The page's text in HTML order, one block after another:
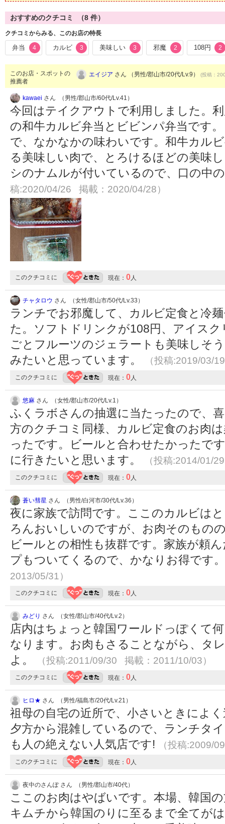
おすすめのクチコミ （8 件）
クチコミからみる、このお店の特長
弁当 4 カルビ 3 美味しい 3 邪魔 2 108円 2
このお店・スポットの
推薦者
エイジア さん （男性/郡山市/20代/Lv.9） (投稿：
kawaei さん （男性/郡山市/60代/Lv.41）
今回はテイクアウトで利用しました。
の和牛カルビ弁当とビビンパ弁当です
で、なかなかの味わいです。和牛カル
る美味しい肉で、とろけるほどの美味
シのナムルが付いているので、口の中
稿:2020/04/26 掲載：2020/04/28）
このクチコミに 現在： 0 人
チャタロウ さん （女性/郡山市/50代/Lv.33）
ランチでお邪魔して、カルビ定食と冷
た。ソフトドリンクが108円、アイス
ごとフルーツのジェラートも美味しそ
みたいと思っています。
（投稿:2019/03/
このクチコミに 現在： 0 人
悠麻 さん （女性/郡山市/20代/Lv.1）
ふくラボさんの抽選に当たったので、
方のクチコミ同様、カルビ定食のお肉
ったです。ビールと合わせたかったで
に行きたいと思います。
（投稿:2014/01/
このクチコミに 現在： 0 人
蒼い彗星 さん （男性/白河市/30代/Lv.36）
夜に家族で訪問です。ここのカルビは
ろんおいしいのですが、お肉そのもの
ビールとの相性も抜群です。家族が頼
プもついてくるので、かなりお得です
2013/05/31）
このクチコミに 現在： 0 人
みどり さん （女性/郡山市/40代/Lv.2）
店内はちょっと韓国ワールドっぽくて
なります。お肉もさることながら、タ
よ。
（投稿:2011/09/30 掲載：2011/10/03）
このクチコミに 現在： 0 人
ヒロ★ さん （男性/福島市/20代/Lv.21）
祖母の自宅の近所で、小さいときによ
夕方から混雑しているので、ランチタ
も人の絶えない人気店です!
（投稿:2009/
このクチコミに 現在： 0 人
夜中のさんぽ さん （男性/郡山市/40代）
ここのお肉はやばいです。本場、韓国
キムチから韓国のりに至るまで全てが